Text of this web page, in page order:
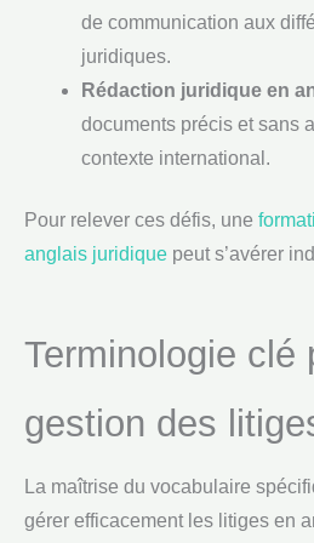
de communication aux
juridiques.
Rédaction juridique en
documents précis et sans
contexte international.
Pour relever ces défis, une
anglais juridique peut s’avérer
Terminologie clé
gestion des
La maîtrise du vocabulaire
gérer efficacement les litiges en